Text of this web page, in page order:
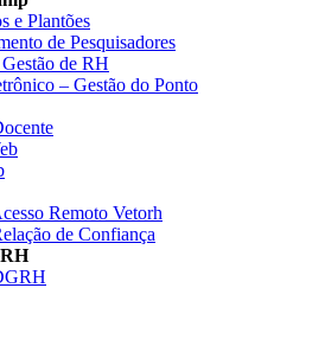
e Plantões
de Pesquisadores
de RH
– Gestão do Ponto
Remoto Vetorh
de Confiança